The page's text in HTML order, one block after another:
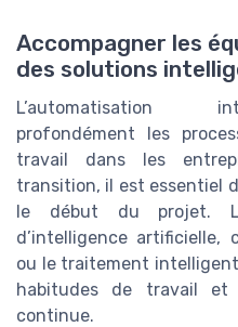
Accompagner les
des solutions
L’automatisation
profondément les
travail dans les
transition, il est essentiel
le début du projet.
d’intelligence artificielle,
ou le traitement
habitudes de travail et
continue.